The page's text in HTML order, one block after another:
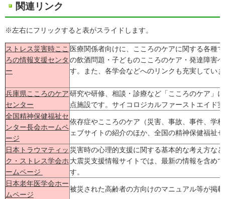
関連リンク
※左右にフリックすると表がスライドします。
ストレス災害時ここ
ろの情報支援センタ
ー
医療関係者向けに、こころのケアに関する各種
の飲酒問題・子どものこころのケア・発達障害
す。また、各学会などへのリンクも充実してい
兵庫県こころのケア
センター
研究や研修、相談・診療など「こころのケア」
点施設です。サイコロジカルファーストエイド
全国精神保健福祉セ
ンター長会ホームペ
ージ
依存症やこころのケア（災害、事故、事件、学
ェブサイトの紹介のほか、全国の精神保健福祉
日本トラウマティッ
ク・ストレス学会ホ
ームページ
災害時の心理的支援に関する基本的な考え方な
大震災支援情報サイトでは、最新の情報を含め
す。
日本老年医学会ホー
ムページ
被災された高齢者の方向けのマニュアル等が掲